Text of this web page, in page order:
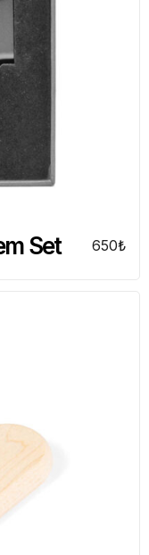
Set 650₺